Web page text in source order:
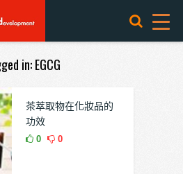
in: EGCG
茶萃取物在化妝品的
功效
0 0